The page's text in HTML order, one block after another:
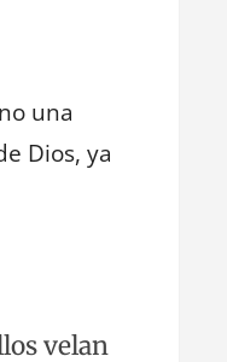
una
Dios, ya
velan